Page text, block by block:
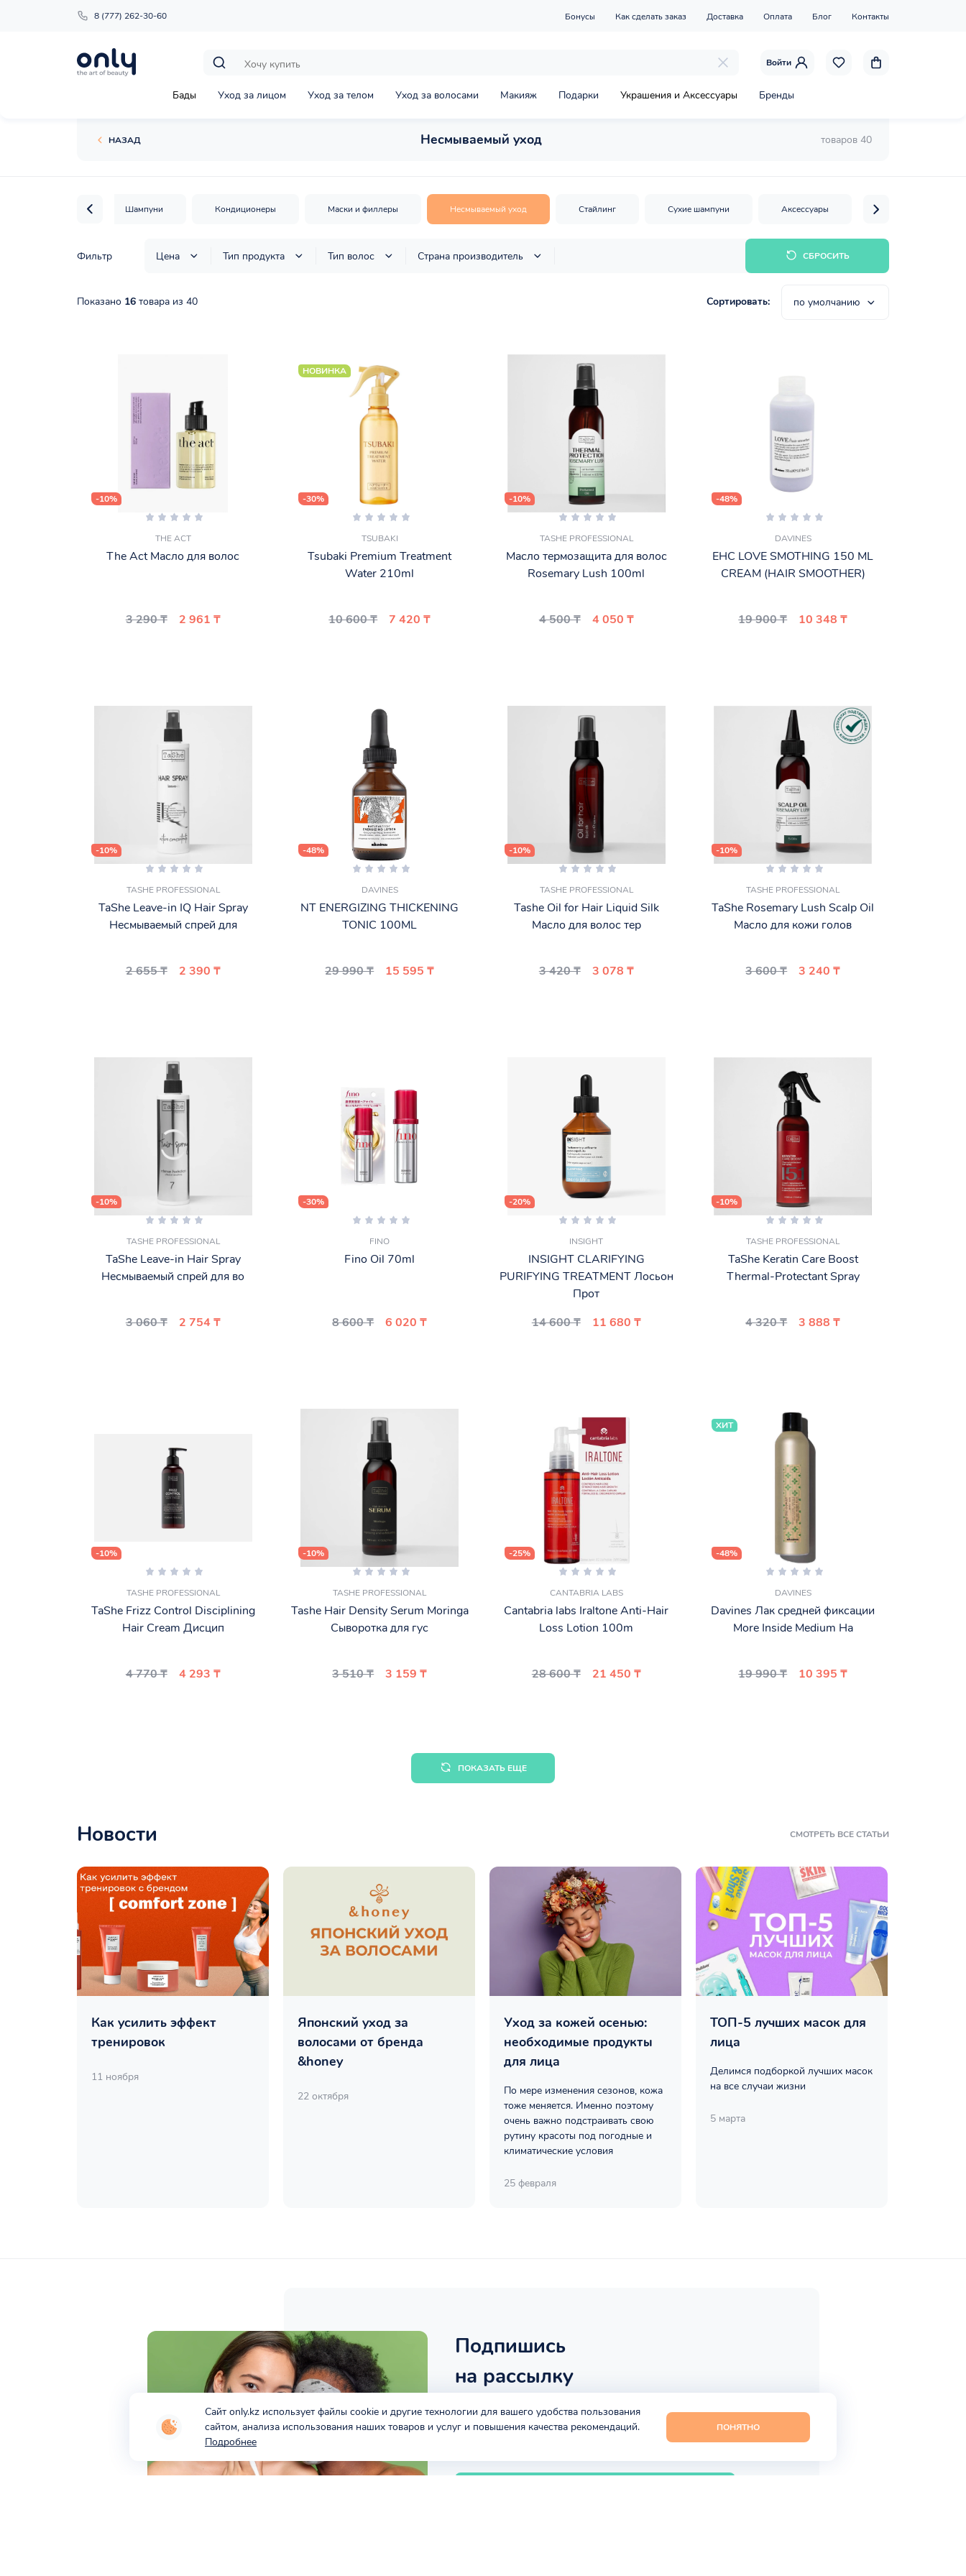
8 (777) 262-30-60 Бонусы Как сделать заказ Доставка Оплата Блог Контакты
Войти
Бады Уход за лицом Уход за телом Уход за волосами Макияж Подарки Украшения и Аксессуары Бренды
НАЗАД Несмываемый уход товаров 40
Шампуни Кондиционеры Маски и филлеры Несмываемый уход Стайлинг Сухие шампуни Аксессуары
Фильтр Цена Тип продукта Тип волос Страна производитель СБРОСИТЬ
Показано 16 товара из 40 Сортировать: по умолчанию
-10%
THE ACT
The Act Масло для волос
3 290 ₸ 2 961 ₸
НОВИНКА
-30%
TSUBAKI
Tsubaki Premium Treatment
Water 210ml
10 600 ₸ 7 420 ₸
-10%
TASHE PROFESSIONAL
Масло термозащита для волос
Rosemary Lush 100ml
4 500 ₸ 4 050 ₸
-48%
DAVINES
EHC LOVE SMOTHING 150 ML
CREAM (HAIR SMOOTHER)
19 900 ₸ 10 348 ₸
-10%
TASHE PROFESSIONAL
TaShe Leave-in IQ Hair Spray
Несмываемый спрей для
2 655 ₸ 2 390 ₸
-48%
DAVINES
NT ENERGIZING THICKENING
TONIC 100ML
29 990 ₸ 15 595 ₸
-10%
TASHE PROFESSIONAL
Tashe Oil for Hair Liquid Silk
Масло для волос тер
3 420 ₸ 3 078 ₸
-10%
TASHE PROFESSIONAL
TaShe Rosemary Lush Scalp Oil
Масло для кожи голов
3 600 ₸ 3 240 ₸
-10%
TASHE PROFESSIONAL
TaShe Leave-in Hair Spray
Несмываемый спрей для во
3 060 ₸ 2 754 ₸
-30%
FINO
Fino Oil 70ml
8 600 ₸ 6 020 ₸
-20%
INSIGHT
INSIGHT CLARIFYING
PURIFYING TREATMENT Лосьон
Прот
14 600 ₸
11 680 ₸
-10%
TASHE PROFESSIONAL
TaShe Keratin Care Boost
Thermal-Protectant Spray
4 320 ₸ 3 888 ₸
-10%
TASHE PROFESSIONAL
TaShe Frizz Control Disciplining
Hair Cream Дисцип
4 770 ₸ 4 293 ₸
-10%
TASHE PROFESSIONAL
Tashe Hair Density Serum Moringa
Сыворотка для гус
3 510 ₸ 3 159 ₸
-25%
CANTABRIA LABS
Cantabria labs Iraltone Anti-Hair
Loss Lotion 100m
28 600 ₸ 21 450 ₸
ХИТ
-48%
DAVINES
Davines Лак средней фиксации
More Inside Medium Ha
19 990 ₸ 10 395 ₸
ПОКАЗАТЬ ЕЩЕ
Новости СМОТРЕТЬ ВСЕ СТАТЬИ
Как усилить эффект
тренировок
11 ноября
Японский уход за
волосами от бренда
&honey
22 октября
Уход за кожей осенью:
необходимые продукты
для лица
По мере изменения сезонов, кожа
тоже меняется. Именно поэтому
очень важно подстраивать свою
рутину красоты под погодные и
климатические условия
25 февраля
ТОП-5 лучших масок для
лица
Делимся подборкой лучших масок
на все случаи жизни
5 марта
Подпишись
на рассылку
Получайтеакции и спец.предложения!
Cайт only.kz использует файлы cookie и другие технологии для вашего удобства пользования
сайтом, анализа использования наших товаров и услуг и повышения качества рекомендаций.
Подробнее
ПОНЯТНО